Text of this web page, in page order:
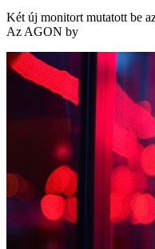
Két új monitort mutatott be
Az AGON by